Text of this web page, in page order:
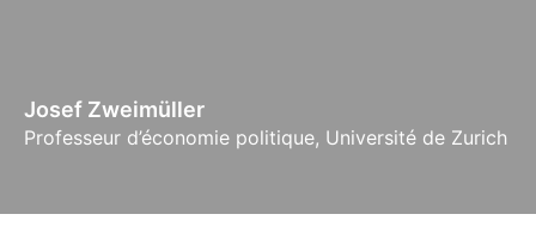
Josef Zweimüller
Professeur d’économie politique, Université de Zurich